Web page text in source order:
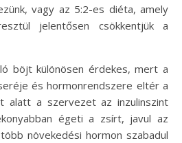
vagy az 5:2-es diéta, amely
jelentősen csökkentjük a
böjt különösen érdekes, mert a
és hormonrendszere eltér a
alatt a szervezet az inzulinszint
égeti a zsírt, javul az
növekedési hormon szabadul